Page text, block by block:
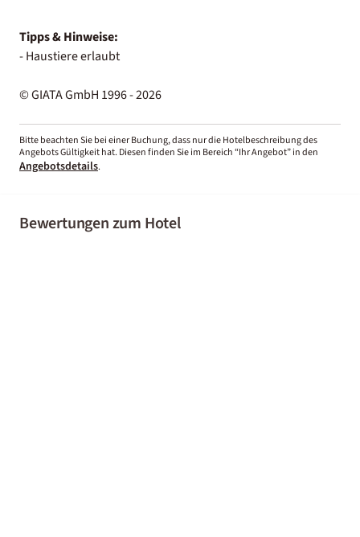
Tipps & Hinweise:
- Haustiere erlaubt
© GIATA GmbH 1996 - 2026
Bitte beachten Sie bei einer Buchung, dass nur die Hotelbeschreibung des
Angebots Gültigkeit hat. Diesen finden Sie im Bereich “Ihr Angebot” in den
Angebotsdetails.
Bewertungen zum Hotel